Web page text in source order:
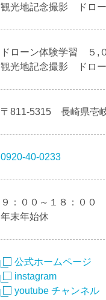
観光地記念撮影 ドロ
ドローン体験学習 ５,
観光地記念撮影 ドロ
〒811-5315 長崎県壱
0920-40-0233
９：００～１８：００
年末年始休
公式ホームページ
instagram
youtube チャンネル